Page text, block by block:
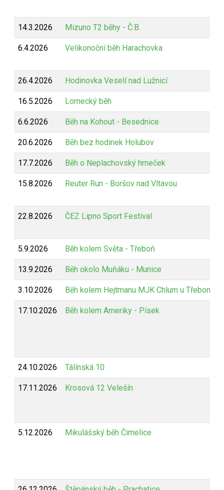
14.3.2026 Mizuno T2 běhy - Č.B.
6.4.2026 Velikonoční běh Harachovka
26.4.2026 Hodinovka Veselí nad Lužnicí
16.5.2026 Lomecký běh
6.6.2026 Běh na Kohout - Besednice
20.6.2026 Běh bez hodinek Holubov
17.7.2026 Běh o Neplachovský hrneček
15.8.2026 Reuter Run - Boršov nad Vltavou
22.8.2026 ČEZ Lipno Sport Festival
5.9.2026 Běh kolem Světa - Třeboň
13.9.2026 Běh okolo Muňáku - Munice
3.10.2026 Běh kolem Hejtmanu MJK Chlum u Třeboně
17.10.2026 Běh kolem Ameriky - Písek
24.10.2026 Tálínská 10
17.11.2026 Krosová 12 Velešín
5.12.2026 Mikulášský běh Čimelice